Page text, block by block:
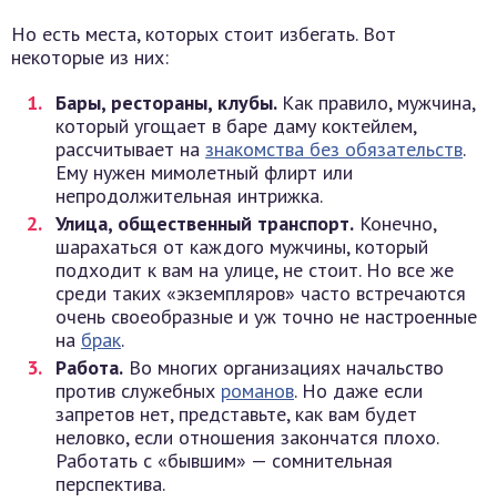
Но есть места, которых стоит избегать. Вот
некоторые из них:
Бары, рестораны, клубы. Как правило, мужчина,
который угощает в баре даму коктейлем,
рассчитывает на знакомства без обязательств.
Ему нужен мимолетный флирт или
непродолжительная интрижка.
Улица, общественный транспорт. Конечно,
шарахаться от каждого мужчины, который
подходит к вам на улице, не стоит. Но все же
среди таких «экземпляров» часто встречаются
очень своеобразные и уж точно не настроенные
на брак.
Работа. Во многих организациях начальство
против служебных романов. Но даже если
запретов нет, представьте, как вам будет
неловко, если отношения закончатся плохо.
Работать с «бывшим» — сомнительная
перспектива.